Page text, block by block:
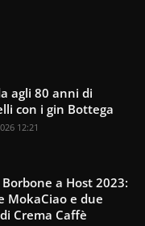
agli 80 anni di
con i gin Bottega
12:21
a Host 2023:
MokaCiao e due
Crema Caffè